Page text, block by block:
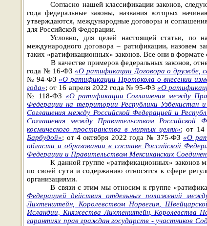
Согласно нашей классификации законов,
года федеральные законы, названия которых
утверждаются, международные договоры и
для Российской Федерации.
Условно, для целей настоящей статьи, по
международного договора – ратификации, назовем
таких «ратификационных» законов.Все они в формате
В качестве примеров федеральных законов,
года № 16-ФЗ«О ратификации Договора о дружбе,
№ 94-ФЗ«О ратификации Протокола о внесении
года»; от 16 апреля 2022 года № 95-ФЗ «О
№ 118-ФЗ «О ратификации Соглашения между
Федерации на территории Республики Узбекистан
Соглашения между Российской Федерацией и
Соглашения между Правительством Российской
космического пространства в мирных целях»; от
Барбудой»; от 4 октября 2022 года № 375-ФЗ«О
области и образовании в составе Российской
Федерации и Правительством Мексиканских
К данной группе «ратификационных» законов
по своей сути и содержанию относятся к сфере
организациями.
В связи с этим мы относим к группе
Федерацией действия отдельных положений
Лихтенштейн, Королевством Норвегия,
Исландии, Княжества Лихтенштейн, Королевства
гарантиях прав граждан государств - участников